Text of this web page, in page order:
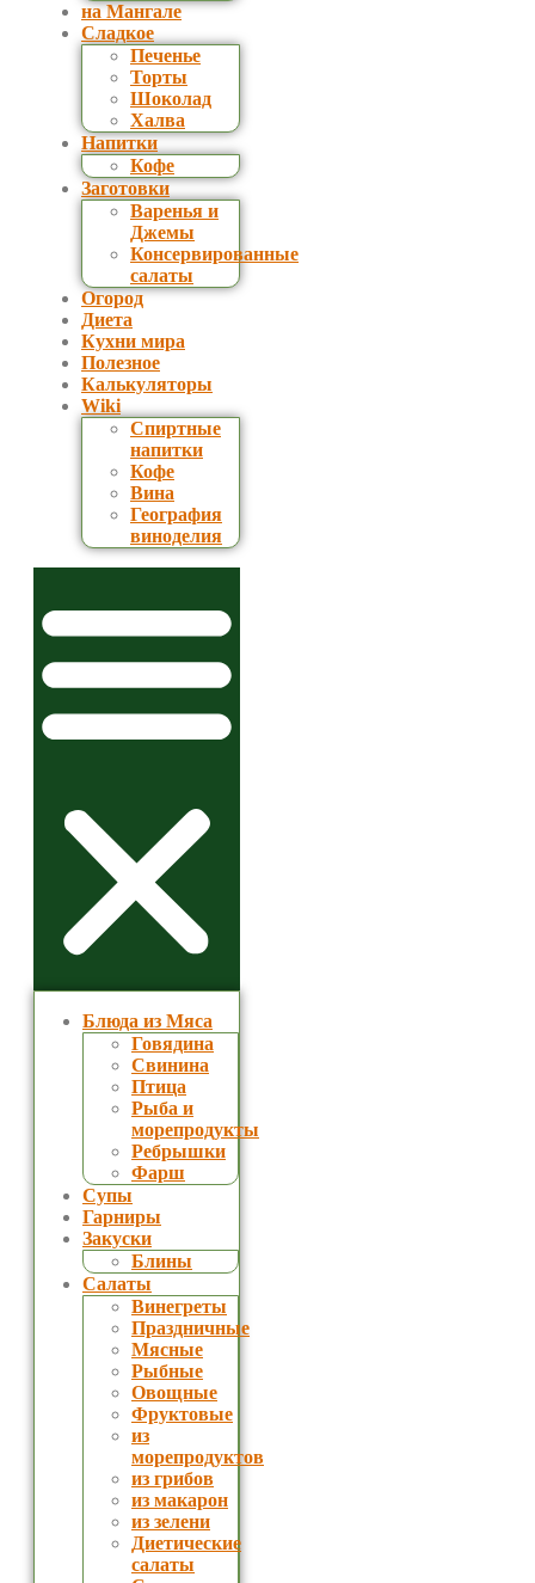
на Мангале
Сладкое
Печенье
Торты
Шоколад
Халва
Напитки
Кофе
Заготовки
Варенья и
Джемы
Консервированные
салаты
Огород
Диета
Кухни мира
Полезное
Калькуляторы
Wiki
Спиртные
напитки
Кофе
Вина
География
виноделия
Блюда из Мяса
Говядина
Свинина
Птица
Рыба и
морепродукты
Ребрышки
Фарш
Супы
Гарниры
Закуски
Блины
Салаты
Винегреты
Праздничные
Мясные
Рыбные
Овощные
Фруктовые
из
морепродуктов
из грибов
из макарон
из зелени
Диетические
салаты